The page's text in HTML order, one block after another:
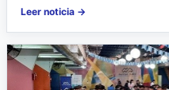
Leer noticia →